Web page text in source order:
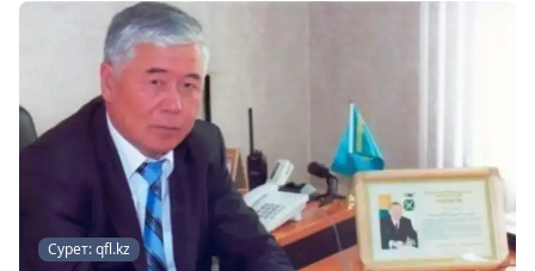
Сурет: qfl.kz